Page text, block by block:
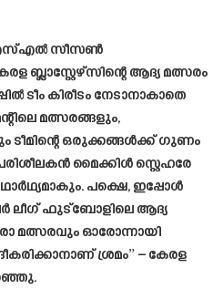
സീസൺ
ബ്ലാസ്റ്റേഴ്സിന്റെ ആദ്യ മത്സരം
ടീം കിരീടം നേടാനാകാതെ
മത്സരങ്ങളും,
ടീമിന്റെ ഒരുക്കങ്ങൾക്ക് ഗുണം
മൈക്കിൾ സ്റ്റെഹരേ
പക്ഷെ, ഇപ്പോൾ
ലീഗ് ഫുട്ബോളിലെ ആദ്യ
മത്സരവും ഓരോന്നായി
ശ്രമം” – കേരള